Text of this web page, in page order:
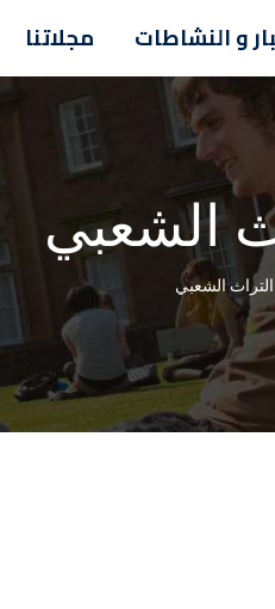
و النشاطات مجلاتنا
الشعبي
الشعبي